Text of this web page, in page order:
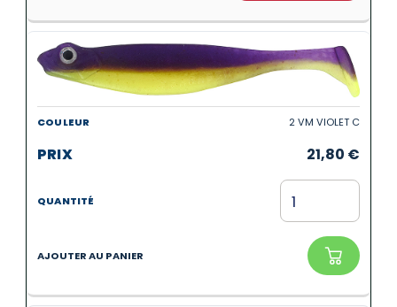
2 VM VIOLET C
21,80 €